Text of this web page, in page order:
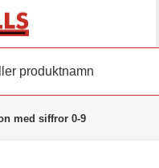
med siffror 0-9